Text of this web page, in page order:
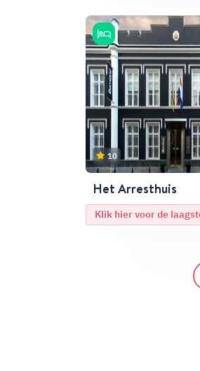
10
Het Arresthuis
Klik hier voor de